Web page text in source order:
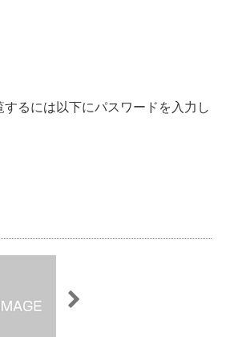
るには以下にパスワードを入力し